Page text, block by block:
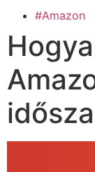
#Amazon